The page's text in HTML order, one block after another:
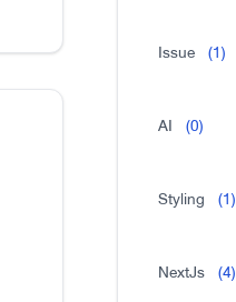
Issue (1)
AI (0)
Styling (1)
NextJs (4)